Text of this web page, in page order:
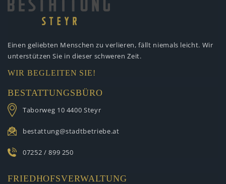
Einen geliebten Menschen zu verlieren, fällt niemals leicht. Wir
unterstützen Sie in dieser schweren Zeit.
WIR BEGLEITEN SIE!
BESTATTUNGSBÜRO
Taborweg 10 4400 Steyr
bestattung@stadtbetriebe.at
07252 / 899 250
FRIEDHOFSVERWALTUNG